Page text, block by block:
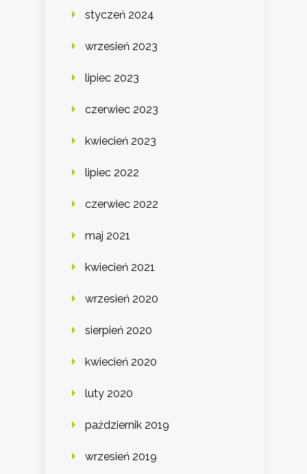
styczeń 2024
wrzesień 2023
lipiec 2023
czerwiec 2023
kwiecień 2023
lipiec 2022
czerwiec 2022
maj 2021
kwiecień 2021
wrzesień 2020
sierpień 2020
kwiecień 2020
luty 2020
październik 2019
wrzesień 2019